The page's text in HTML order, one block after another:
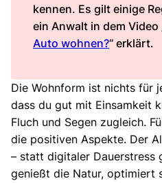
kennen. Es gilt einige
ein Anwalt in dem Video
Auto wohnen?“ erklärt.
Die Wohnform ist nichts für
dass du gut mit Einsamkeit
Fluch und Segen zugleich.
die positiven Aspekte. Der
– statt digitaler Dauerstress
genießt die Natur, optimiert